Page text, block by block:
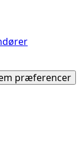
præferencer